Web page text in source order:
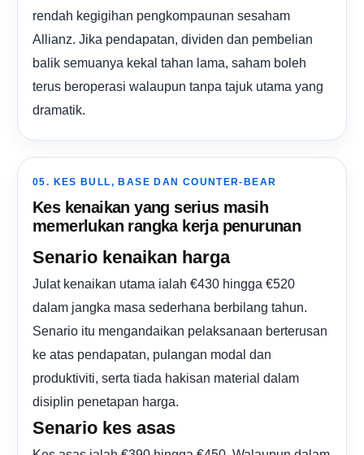
rendah kegigihan pengkompaunan sesaham
Allianz. Jika pendapatan, dividen dan pembelian
balik semuanya kekal tahan lama, saham boleh
terus beroperasi walaupun tanpa tajuk utama yang
dramatik.
05. KES BULL, BASE DAN COUNTER-BEAR
Kes kenaikan yang serius masih
memerlukan rangka kerja penurunan
Senario kenaikan harga
Julat kenaikan utama ialah €430 hingga €520
dalam jangka masa sederhana berbilang tahun.
Senario itu mengandaikan pelaksanaan berterusan
ke atas pendapatan, pulangan modal dan
produktiviti, serta tiada hakisan material dalam
disiplin penetapan harga.
Senario kes asas